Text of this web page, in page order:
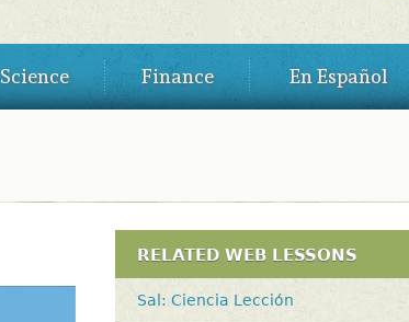
Science Finance En Español
RELATED WEB LESSONS
Sal: Ciencia Lección